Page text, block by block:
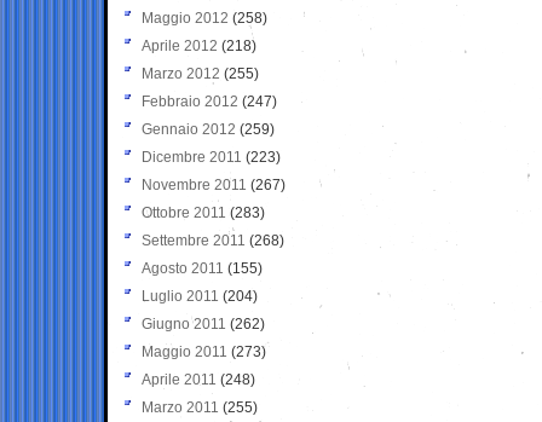
Maggio 2012 (258)
Aprile 2012 (218)
Marzo 2012 (255)
Febbraio 2012 (247)
Gennaio 2012 (259)
Dicembre 2011 (223)
Novembre 2011 (267)
Ottobre 2011 (283)
Settembre 2011 (268)
Agosto 2011 (155)
Luglio 2011 (204)
Giugno 2011 (262)
Maggio 2011 (273)
Aprile 2011 (248)
Marzo 2011 (255)